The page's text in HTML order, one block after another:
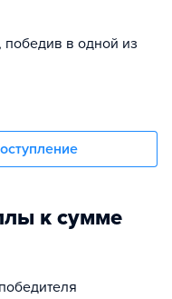
победив в одной из
к сумме